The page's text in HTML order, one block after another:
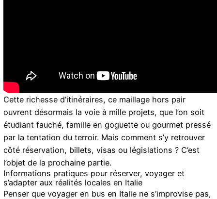
Cette richesse d’itinéraires, ce maillage hors pair
ouvrent désormais la voie à mille projets, que l’on soit
étudiant fauché, famille en goguette ou gourmet pressé
par la tentation du terroir. Mais comment s’y retrouver
côté réservation, billets, visas ou législations ? C’est
l’objet de la prochaine partie.
Informations pratiques pour réserver, voyager et
s’adapter aux réalités locales en Italie
Penser que voyager en bus en Italie ne s’improvise pas,